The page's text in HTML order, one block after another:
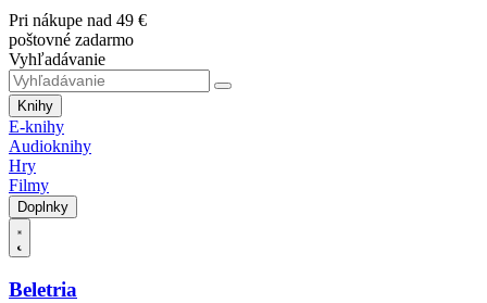
Pri nákupe nad 49 €
poštovné zadarmo
Vyhľadávanie
Knihy
E-knihy
Audioknihy
Hry
Filmy
Doplnky
Beletria